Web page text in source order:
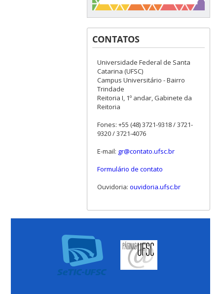
CONTATOS
Universidade Federal de Santa
Catarina (UFSC)
Campus Universitário - Bairro
Trindade
Reitoria I, 1º andar, Gabinete da
Reitoria
Fones: +55 (48) 3721-9318 / 3721-
9320 / 3721-4076
E-mail: gr@contato.ufsc.br
Formulário de contato
Ouvidoria: ouvidoria.ufsc.br